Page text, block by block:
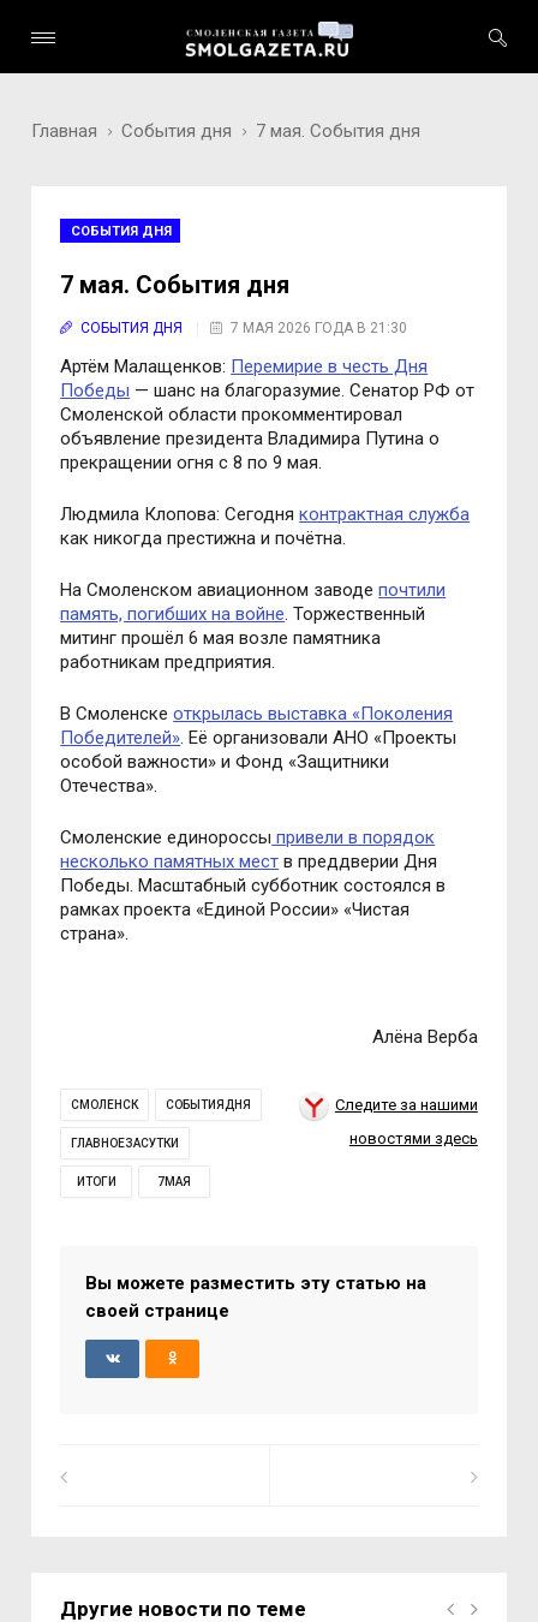
Главная События дня 7 мая. События дня
СОБЫТИЯ ДНЯ
7 мая. События дня
СОБЫТИЯ ДНЯ 7 МАЯ 2026 ГОДА В 21:30
Артём Малащенков: Перемирие в честь Дня
Победы — шанс на благоразумие. Сенатор РФ от
Смоленской области прокомментировал
объявление президента Владимира Путина о
прекращении огня с 8 по 9 мая.
Людмила Клопова: Сегодняконтрактная служба
как никогда престижна и почётна.
На Смоленском авиационном заводепочтили
память, погибших на войне. Торжественный
митинг прошёл 6 мая возле памятника
работникам предприятия.
В Смоленскеоткрылась выставка «Поколения
Победителей». Её организовали АНО «Проекты
особой важности» и Фонд «Защитники
Отечества».
Смоленские единороссы привели в порядок
несколько памятных мест в преддверии Дня
Победы. Масштабный субботник состоялся в
рамках проекта «Единой России» «Чистая
страна».
Алёна Верба
СМОЛЕНСК СОБЫТИЯДНЯ
ГЛАВНОЕЗАСУТКИ
ИТОГИ 7МАЯ
Следите за нашими
новостями здесь
Вы можете разместить эту статью на
своей странице
Другие новости по теме